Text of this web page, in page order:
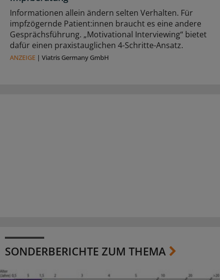
Informationen allein ändern selten Verhalten. Für
impfzögernde Patient:innen braucht es eine andere
Gesprächsführung. „Motivational Interviewing“ bietet
dafür einen praxistauglichen 4-Schritte-Ansatz.
ANZEIGE | Viatris Germany GmbH
SONDERBERICHTE ZUM THEMA